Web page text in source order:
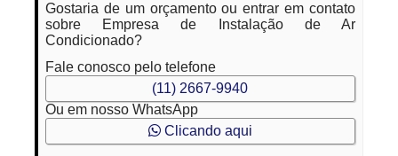
Gostaria de um orçamento ou entrar em contato
sobre Empresa de Instalação de Ar
Condicionado?
Fale conosco pelo telefone
(11) 2667-9940
Ou em nosso WhatsApp
Clicando aqui